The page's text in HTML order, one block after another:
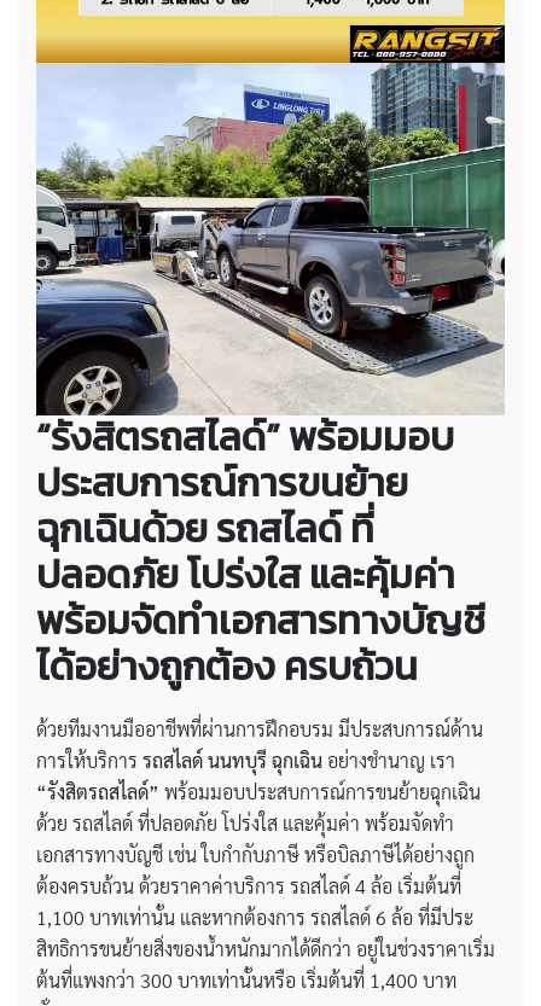
“รังสิตรถสไลด์” พร้อมมอบ
ประสบการณ์การขนย้าย
ฉุกเฉินด้วย รถสไลด์ ที่
ปลอดภัย โปร่งใส และคุ้มค่า
พร้อมจัดทำเอกสารทางบัญชี
ได้อย่างถูกต้อง ครบถ้วน
ด้วยทีมงานมืออาชีพที่ผ่านการฝึกอบรม มีประสบการณ์ด้าน
การให้บริการ รถสไลด์ นนทบุรี ฉุกเฉิน อย่างชำนาญ เรา
“รังสิตรถสไลด์” พร้อมมอบประสบการณ์การขนย้ายฉุกเฉิน
ด้วย รถสไลด์ ที่ปลอดภัย โปร่งใส และคุ้มค่า พร้อมจัดทำ
เอกสารทางบัญชี เช่น ใบกำกับภาษี หรือบิลภาษีได้อย่างถูก
ต้องครบถ้วน ด้วยราคาค่าบริการ รถสไลด์ 4 ล้อ เริ่มต้นที่
1,100 บาทเท่านั้น และหากต้องการ รถสไลด์ 6 ล้อ ที่มีประ
สิทธิการขนย้ายสิ่งของน้ำหนักมากได้ดีกว่า อยู่ในช่วงราคาเริ่ม
ต้นที่แพงกว่า 300 บาทเท่านั้นหรือ เริ่มต้นที่ 1,400 บาท